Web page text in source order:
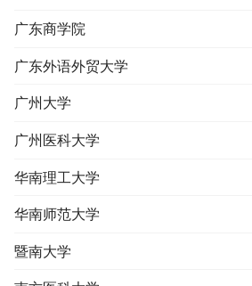
广东商学院
广东外语外贸大学
广州大学
广州医科大学
华南理工大学
华南师范大学
暨南大学